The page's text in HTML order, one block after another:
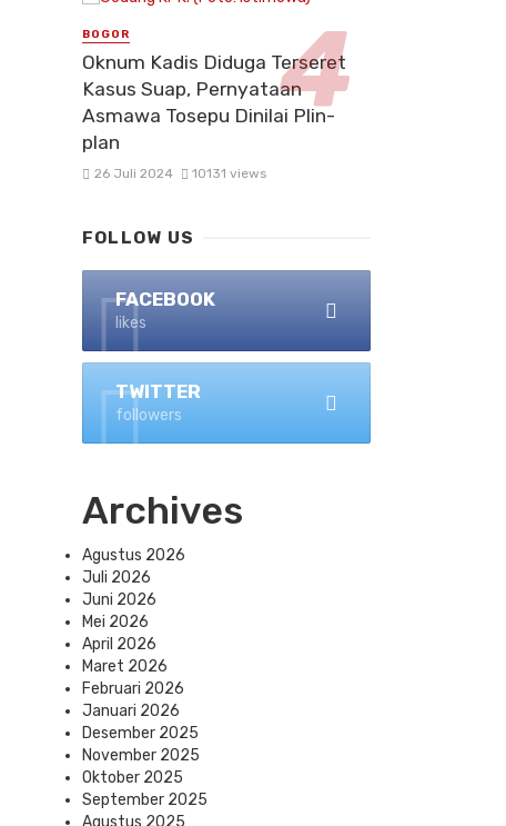
BOGOR
Oknum Kadis Diduga Terseret
Kasus Suap, Pernyataan
Asmawa Tosepu Dinilai Plin-
plan
26 Juli 2024 10131 views
FOLLOW US
FACEBOOK
likes
TWITTER
followers
Archives
Agustus 2026
Juli 2026
Juni 2026
Mei 2026
April 2026
Maret 2026
Februari 2026
Januari 2026
Desember 2025
November 2025
Oktober 2025
September 2025